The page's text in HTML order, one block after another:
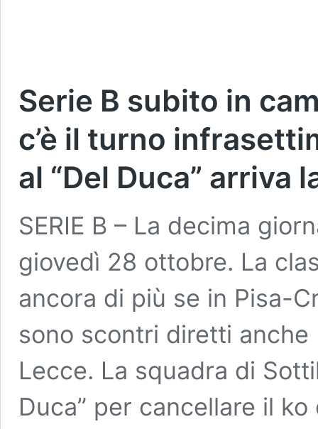
Serie B subito in
c’è il turno
al “Del Duca” arriva
SERIE B – La decima
giovedì 28 ottobre. La
ancora di più se in Pisa-
sono scontri diretti
Lecce. La squadra di
Duca” per cancellare il